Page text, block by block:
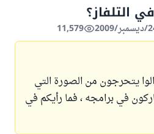
التلفاز؟
11,579
يتحرجون من الصورة التي
في برامجه ، فما رأيكم في